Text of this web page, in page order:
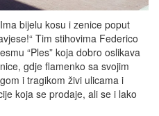
bijelu kosu i zenice poput
Tim stihovima Federico
“Ples” koja dobro oslikava
gdje flamenko sa svojim
i tragikom živi ulicama i
koja se prodaje, ali se i lako